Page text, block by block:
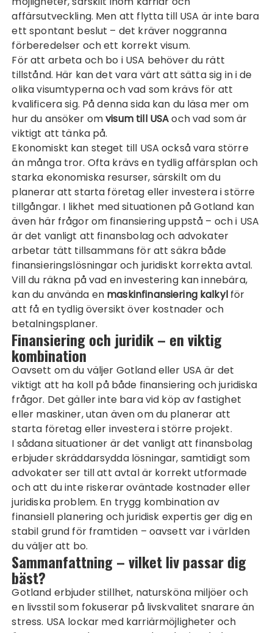
affärsutveckling. Men att flytta till USA är inte bara
ett spontant beslut – det kräver noggranna
förberedelser och ett korrekt visum.
För att arbeta och bo i USA behöver du rätt
tillstånd. Här kan det vara värt att sätta sig in i de
olika visumtyperna och vad som krävs för att
kvalificera sig. På denna sida kan du läsa mer om
hur du ansöker omvisum till USAoch vad som är
viktigt att tänka på.
Ekonomiskt kan steget till USA också vara större
än många tror. Ofta krävs en tydlig affärsplan och
starka ekonomiska resurser, särskilt om du
planerar att starta företag eller investera i större
tillgångar. I likhet med situationen på Gotland kan
även här frågor om finansiering uppstå – och i USA
är det vanligt att finansbolag och advokater
arbetar tätt tillsammans för att säkra både
finansieringslösningar och juridiskt korrekta avtal.
Vill du räkna på vad en investering kan innebära,
kan du använda en maskinfinansiering kalkylför
att få en tydlig översikt över kostnader och
betalningsplaner.
Finansiering och juridik – en viktig
kombination
Oavsett om du väljer Gotland eller USA är det
viktigt att ha koll på både finansiering och juridiska
frågor. Det gäller inte bara vid köp av fastighet
eller maskiner, utan även om du planerar att
starta företag eller investera i större projekt.
I sådana situationer är det vanligt att finansbolag
erbjuder skräddarsydda lösningar, samtidigt som
advokater ser till att avtal är korrekt utformade
och att du inte riskerar oväntade kostnader eller
juridiska problem. En trygg kombination av
finansiell planering och juridisk expertis ger dig en
stabil grund för framtiden – oavsett var i världen
du väljer att bo.
Sammanfattning – vilket liv passar dig
bäst?
Gotland erbjuder stillhet, natursköna miljöer och
en livsstil som fokuserar på livskvalitet snarare än
stress. USA lockar med karriärmöjligheter och